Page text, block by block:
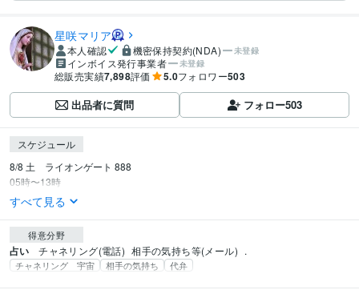
星咲マリア
本人確認 機密保持契約(NDA) 未登録
インボイス発行事業者 未登録
総販売実績7,898評価 5.0フォロワー503
出品者に質問 フォロー503
スケジュール
8/8 土　ライオンゲート 888
05時〜13時
すべて見る
得意分野
占い チャネリング(電話) 相手の気持ち等(メール) .
チャネリング 宇宙 相手の気持ち 代弁